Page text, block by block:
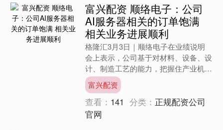
富兴配资 顺络电子：公司
AI服务器相关的订单饱满
相关业务进展顺利
格隆汇3月3日｜顺络电子在业绩说明
会上表示，公司基于对材料、设备、设
计、制造工艺的能力，把握住产业机
会，为各类AI服务器类客户提供一站式
元器件解决方案。客户已覆....
富兴配资
查看： 141 分类： 正规配资公司
官网